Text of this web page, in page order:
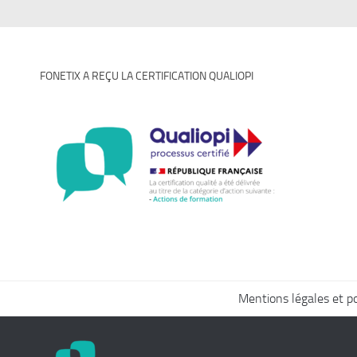
FONETIX A REÇU LA CERTIFICATION QUALIOPI
Mentions légales et